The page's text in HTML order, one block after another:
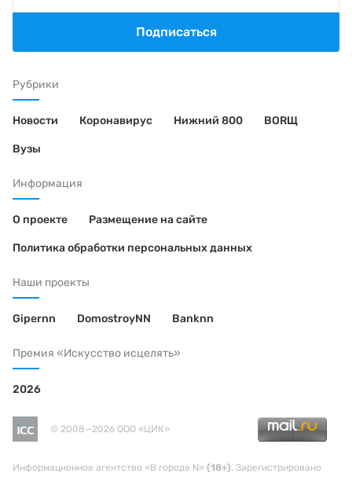
Рубрики
Новости Коронавирус Нижний 800 BORЩ
Вузы
Информация
О проекте Размещение на сайте
Политика обработки персональных данных
Наши проекты
Gipernn DomostroyNN Banknn
Премия «Искусство исцелять»
2026
© 2008—2026 ООО «ЦИК»
Информационное агентство «В городе N» (18+). Зарегистрировано
Подписаться